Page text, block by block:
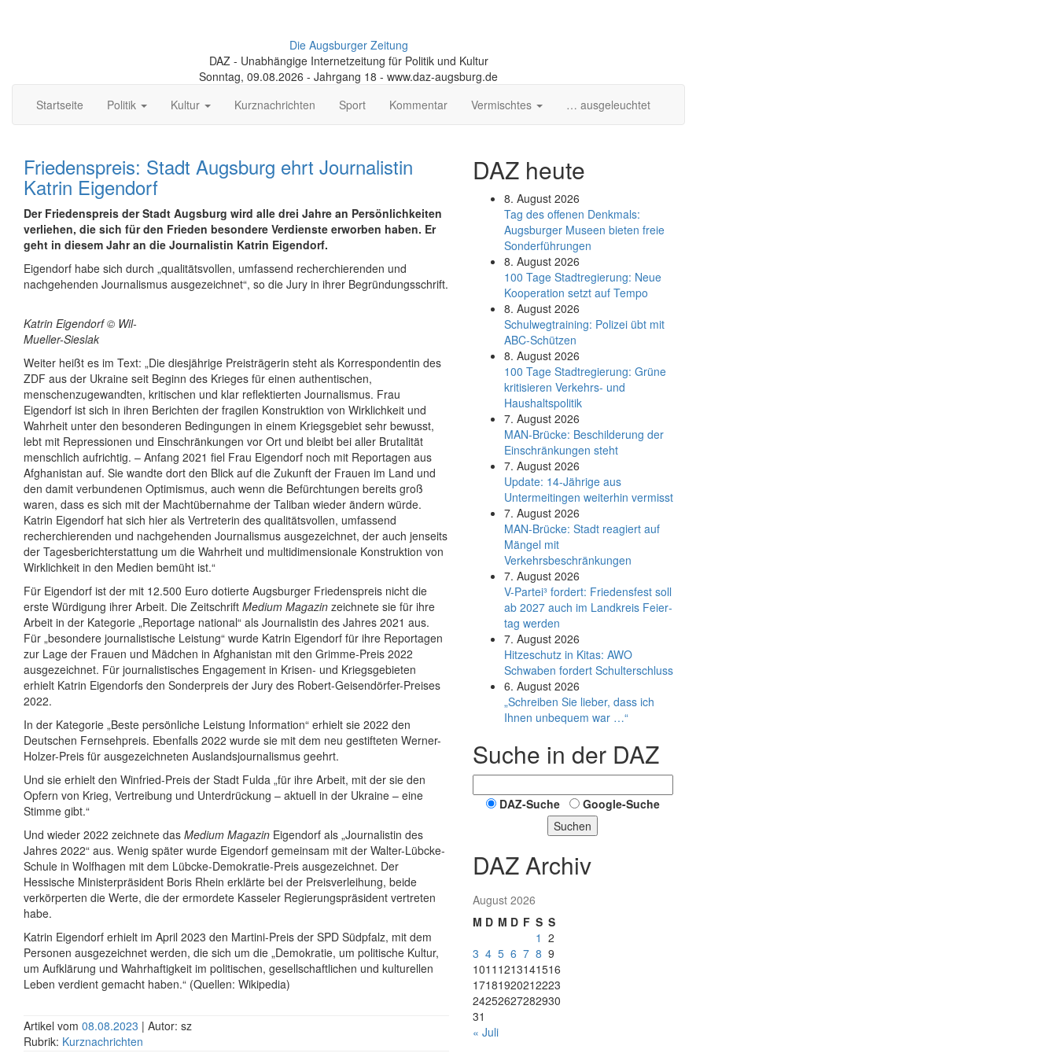
Die Augsburger Zeitung
DAZ - Unabhängige Internetzeitung für Politik und Kultur
Sonntag, 09.08.2026 - Jahrgang 18 - www.daz-augsburg.de
Startseite
Politik Kultur Kurznachrichten Sport Kommentar Vermischtes … ausgeleuchtet
Friedenspreis: Stadt Augsburg ehrt Journalistin
Katrin Eigendorf
Der Friedenspreis der Stadt Augsburg wird alle drei Jahre an Persönlichkeiten
verliehen, die sich für den Frieden besondere Verdienste erworben haben. Er
geht in diesem Jahr an die Journalistin Katrin Eigendorf.
Eigendorf habe sich durch „qualitätsvollen, umfassend recherchierenden und
nachgehenden Journalismus ausgezeichnet“, so die Jury in ihrer Begründungsschrift.
Katrin Eigendorf © Wil-
Mueller-Sieslak
Weiter heißt es im Text: „Die diesjährige Preisträgerin steht als Korrespondentin des
ZDF aus der Ukraine seit Beginn des Krieges für einen authentischen,
menschenzugewandten, kritischen und klar reflektierten Journalismus. Frau
Eigendorf ist sich in ihren Berichten der fragilen Konstruktion von Wirklichkeit und
Wahrheit unter den besonderen Bedingungen in einem Kriegsgebiet sehr bewusst,
lebt mit Repressionen und Einschränkungen vor Ort und bleibt bei aller Brutalität
menschlich aufrichtig. – Anfang 2021 fiel Frau Eigendorf noch mit Reportagen aus
Afghanistan auf. Sie wandte dort den Blick auf die Zukunft der Frauen im Land und
den damit verbundenen Optimismus, auch wenn die Befürchtungen bereits groß
waren, dass es sich mit der Machtübernahme der Taliban wieder ändern würde.
Katrin Eigendorf hat sich hier als Vertreterin des qualitätsvollen, umfassend
recherchierenden und nachgehenden Journalismus ausgezeichnet, der auch jenseits
der Tagesberichterstattung um die Wahrheit und multidimensionale Konstruktion von
Wirklichkeit in den Medien bemüht ist.“
Für Eigendorf ist der mit 12.500 Euro dotierte Augsburger Friedenspreis nicht die
erste Würdigung ihrer Arbeit. Die Zeitschrift Medium Magazin zeichnete sie für ihre
Arbeit in der Kategorie „Reportage national“ als Journalistin des Jahres 2021 aus.
Für „besondere journalistische Leistung“ wurde Katrin Eigendorf für ihre Reportagen
zur Lage der Frauen und Mädchen in Afghanistan mit den Grimme-Preis 2022
ausgezeichnet. Für journalistisches Engagement in Krisen- und Kriegsgebieten
erhielt Katrin Eigendorfs den Sonderpreis der Jury des Robert-Geisendörfer-Preises
2022.
In der Kategorie „Beste persönliche Leistung Information“ erhielt sie 2022 den
Deutschen Fernsehpreis. Ebenfalls 2022 wurde sie mit dem neu gestifteten Werner-
Holzer-Preis für ausgezeichneten Auslandsjournalismus geehrt.
Und sie erhielt den Winfried-Preis der Stadt Fulda „für ihre Arbeit, mit der sie den
Opfern von Krieg, Vertreibung und Unterdrückung – aktuell in der Ukraine – eine
Stimme gibt.“
Und wieder 2022 zeichnete das Medium Magazin Eigendorf als „Journalistin des
Jahres 2022“ aus. Wenig später wurde Eigendorf gemeinsam mit der Walter-Lübcke-
Schule in Wolfhagen mit dem Lübcke-Demokratie-Preis ausgezeichnet. Der
Hessische Ministerpräsident Boris Rhein erklärte bei der Preisverleihung, beide
verkörperten die Werte, die der ermordete Kasseler Regierungspräsident vertreten
habe.
Katrin Eigendorf erhielt im April 2023 den Martini-Preis der SPD Südpfalz, mit dem
Personen ausgezeichnet werden, die sich um die „Demokratie, um politische Kultur,
um Aufklärung und Wahrhaftigkeit im politischen, gesellschaftlichen und kulturellen
Leben verdient gemacht haben.“ (Quellen: Wikipedia)
Artikel vom 08.08.2023 | Autor: sz
Rubrik: Kurznachrichten
DAZ heute
8. August 2026
Tag des offenen Denkmals:
Augsburger Museen bieten freie
Sonderführungen
8. August 2026
100 Tage Stadtregierung: Neue
Kooperation setzt auf Tempo
8. August 2026
Schul­weg­trai­ning: Poli­zei übt mit
ABC-Schüt­zen
8. August 2026
100 Tage Stadtregierung: Grüne
kritisieren Verkehrs- und
Haushaltspolitik
7. August 2026
MAN-Brücke: Beschilderung der
Einschränkungen steht
7. August 2026
Update: 14-Jährige aus
Untermeitingen weiterhin vermisst
7. August 2026
MAN-Brücke: Stadt reagiert auf
Mängel mit
Verkehrsbeschränkungen
7. August 2026
V-Partei­³ fordert: Friedens­fest soll
ab 2027 auch im Land­kreis Feier­
tag werden
7. August 2026
Hitzeschutz in Kitas: AWO
Schwaben fordert Schulterschluss
6. August 2026
„Schreiben Sie lieber, dass ich
Ihnen unbequem war …“
Suche in der DAZ
DAZ-Suche
Google-Suche
Suchen
DAZ Archiv
August 2026
M D M D F S S
1 2
3 4 5 6 7 8 9
1011 1213141516
17181920212223
24252627282930
31
« Juli